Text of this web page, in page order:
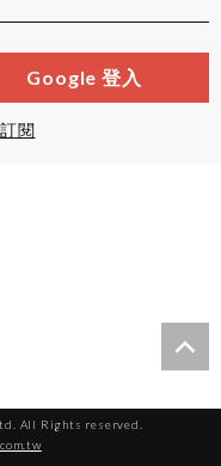
Google 登入
閱
All Rights reserved.